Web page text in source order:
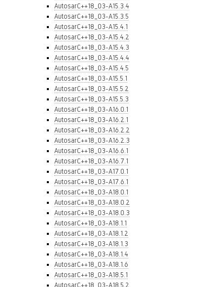
AutosarC++18_03-A15.3.4
AutosarC++18_03-A15.3.5
AutosarC++18_03-A15.4.1
AutosarC++18_03-A15.4.2
AutosarC++18_03-A15.4.3
AutosarC++18_03-A15.4.4
AutosarC++18_03-A15.4.5
AutosarC++18_03-A15.5.1
AutosarC++18_03-A15.5.2
AutosarC++18_03-A15.5.3
AutosarC++18_03-A16.0.1
AutosarC++18_03-A16.2.1
AutosarC++18_03-A16.2.2
AutosarC++18_03-A16.2.3
AutosarC++18_03-A16.6.1
AutosarC++18_03-A16.7.1
AutosarC++18_03-A17.0.1
AutosarC++18_03-A17.6.1
AutosarC++18_03-A18.0.1
AutosarC++18_03-A18.0.2
AutosarC++18_03-A18.0.3
AutosarC++18_03-A18.1.1
AutosarC++18_03-A18.1.2
AutosarC++18_03-A18.1.3
AutosarC++18_03-A18.1.4
AutosarC++18_03-A18.1.6
AutosarC++18_03-A18.5.1
AutosarC++18_03-A18.5.2